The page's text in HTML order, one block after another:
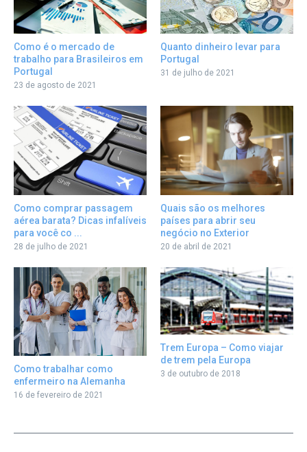
Como é o mercado de
trabalho para Brasileiros em
Portugal
23 de agosto de 2021
Quanto dinheiro levar para
Portugal
31 de julho de 2021
Como comprar passagem
aérea barata? Dicas infalíveis
para você co ...
28 de julho de 2021
Quais são os melhores
países para abrir seu
negócio no Exterior
20 de abril de 2021
Como trabalhar como
enfermeiro na Alemanha
16 de fevereiro de 2021
Trem Europa – Como viajar
de trem pela Europa
3 de outubro de 2018